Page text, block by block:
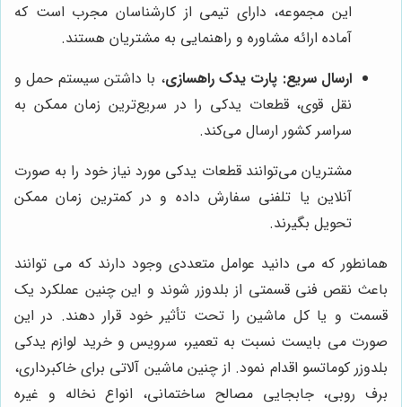
این مجموعه، دارای تیمی از کارشناسان مجرب است که
آماده ارائه مشاوره و راهنمایی به مشتریان هستند.
ارسال سریع: پارت یدک راهسازی، با داشتن سیستم حمل و
نقل قوی، قطعات یدکی را در سریع‌ترین زمان ممکن به
سراسر کشور ارسال می‌کند.
مشتریان می‌توانند قطعات یدکی مورد نیاز خود را به صورت
آنلاین یا تلفنی سفارش داده و در کمترین زمان ممکن
تحویل بگیرند.
همانطور که می دانید عوامل متعددی وجود دارند که می توانند
باعث نقص فنی قسمتی از بلدوزر شوند و این چنین عملکرد یک
قسمت و یا کل ماشین را تحت تأثیر خود قرار دهند. در این
صورت می بایست نسبت به تعمیر، سرویس و خرید لوازم یدکی
بلدوزر کوماتسو اقدام نمود. از چنین ماشین آلاتی برای خاکبرداری،
برف روبی، جابجایی مصالح ساختمانی، انواع نخاله و غیره